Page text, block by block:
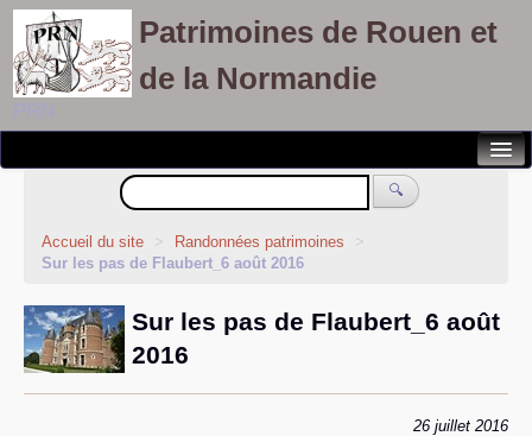
Patrimoines de Rouen et
de la Normandie
PRN
Notre association
Randonnées patrimoines
Visites découvertes
Balades culturelles
Rallyes pédestres
🔍
Accueil du site > Randonnées patrimoines
>
Sur les pas de Flaubert_6 août 2016
Sur les pas de Flaubert_6 août
2016
26 juillet 2016